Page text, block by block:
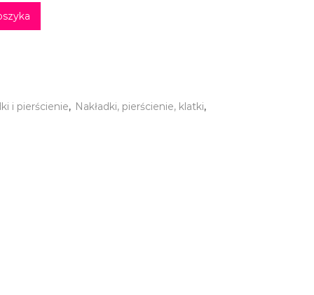
i pierścienie, Nakładki, pierścienie, klatki,